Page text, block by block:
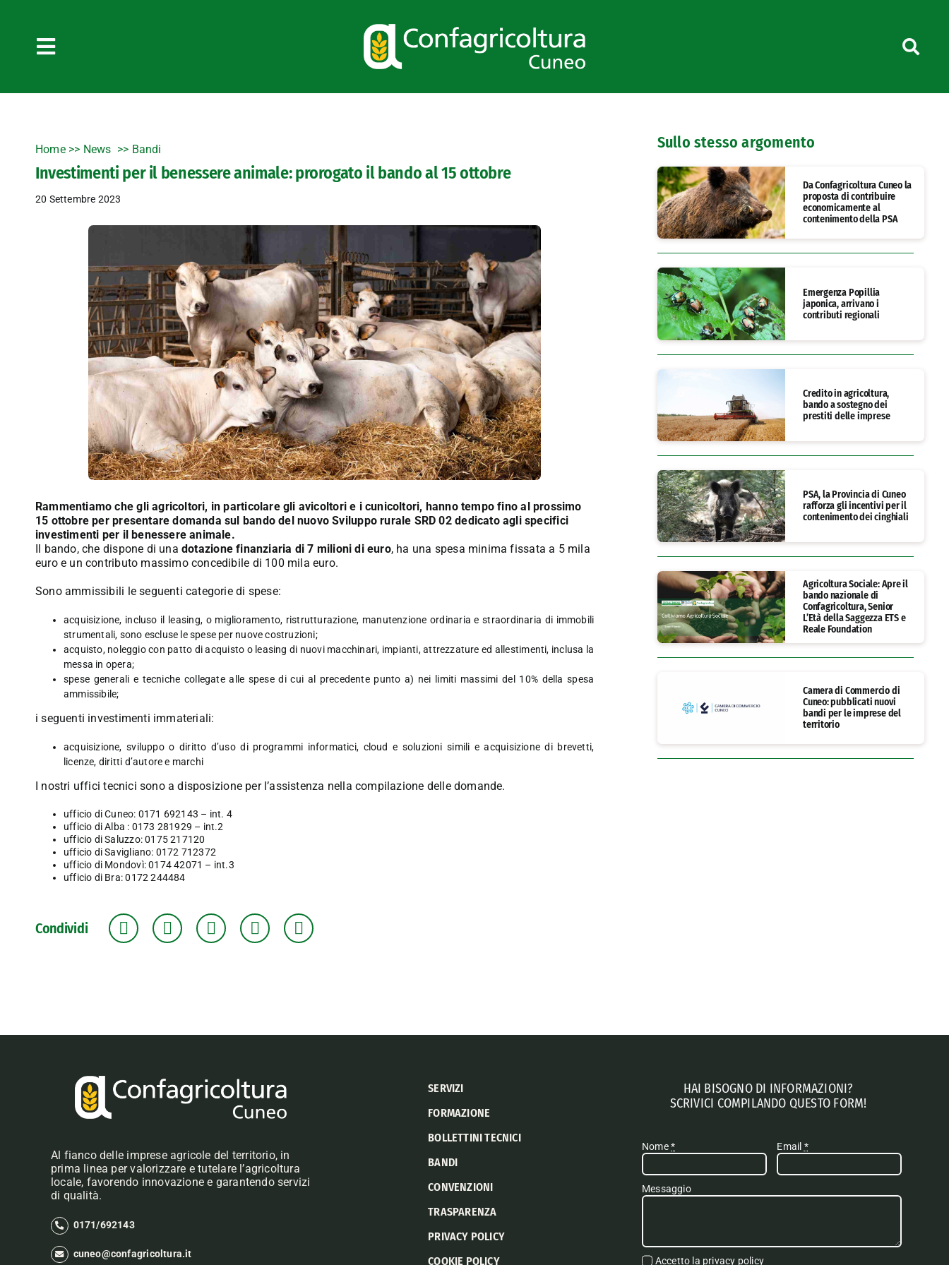
Toggle
Home>> News Bandi
Investimenti per il benessere animale: prorogato il bando al 15 ottobre
20 Settembre 2023
Rammentiamo che gli agricoltori, in particolare gli avicoltori e i cunicoltori, hanno tempo fino al prossimo
15 ottobre per presentare domanda sul bando del nuovo Sviluppo rurale SRD 02 dedicato agli specifici
investimenti per il benessere animale.
Il bando, che dispone di unadotazione finanziaria di 7 milioni di euro, ha una spesa minima fissata a 5 mila
euro e un contributo massimo concedibile di 100 mila euro.
Sono ammissibili le seguenti categorie di spese:
acquisizione, incluso il leasing, o miglioramento, ristrutturazione, manutenzione ordinaria e straordinaria di immobili
strumentali, sono escluse le spese per nuove costruzioni;
acquisto, noleggio con patto di acquisto o leasing di nuovi macchinari, impianti, attrezzature ed allestimenti, inclusa la
messa in opera;
spese generali e tecniche collegate alle spese di cui al precedente punto a) nei limiti massimi del 10% della spesa
ammissibile;
i seguenti investimenti immateriali:
acquisizione, sviluppo o diritto d’uso di programmi informatici, cloud e soluzioni simili e acquisizione di brevetti,
licenze, diritti d’autore e marchi
I nostri uffici tecnici sono a disposizione per l’assistenza nella compilazione delle domande.
ufficio di Cuneo: 0171 692143 – int. 4
ufficio di Alba : 0173 281929 – int.2
ufficio di Saluzzo: 0175 217120
ufficio di Savigliano: 0172 712372
ufficio di Mondovì: 0174 42071 – int.3
ufficio di Bra: 0172 244484
Condividi
Sullo stesso argomento
Da Confagricoltura Cuneo la
proposta di contribuire
economicamente al
contenimento della PSA
Emergenza Popillia
japonica, arrivano i
contributi regionali
Credito in agricoltura,
bando a sostegno dei
prestiti delle imprese
PSA, la Provincia di Cuneo
rafforza gli incentivi per il
contenimento dei cinghiali
Agricoltura Sociale: Apre il
bando nazionale di
Confagricoltura, Senior
L’Età della Saggezza ETS e
Reale Foundation
Camera di Commercio di
Cuneo: pubblicati nuovi
bandi per le imprese del
territorio
Al fianco delle imprese agricole del territorio, in
prima linea per valorizzare e tutelare l’agricoltura
locale, favorendo innovazione e garantendo servizi
di qualità.
0171/692143
cuneo@confagricoltura.it
SERVIZI
FORMAZIONE
BOLLETTINI TECNICI
BANDI
CONVENZIONI
TRASPARENZA
PRIVACY POLICY
COOKIE POLICY
HAI BISOGNO DI INFORMAZIONI?
SCRIVICI COMPILANDO QUESTO FORM!
Nome* Email *
Messaggio
Accetto la privacy policy